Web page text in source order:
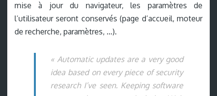
mise à jour du navigateur, les paramètres de
l’utilisateur seront conservés (page d’accueil, moteur
de recherche, paramètres, …).
« Automatic updates are a very good
idea based on every piece of security
research I’ve seen. Keeping software